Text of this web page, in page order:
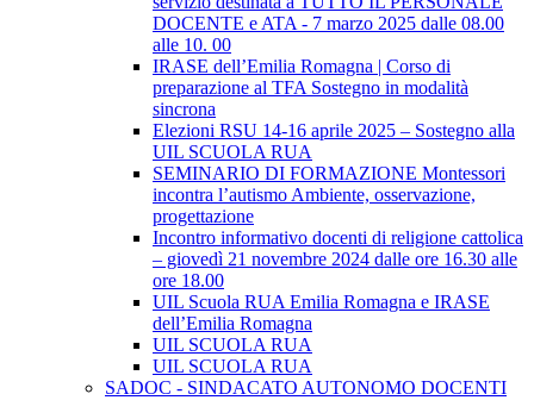
DOCENTE e ATA - 7 marzo 2025 dalle 08.00
alle 10. 00
IRASE dell’Emilia Romagna | Corso di
preparazione al TFA Sostegno in modalità
sincrona
Elezioni RSU 14-16 aprile 2025 – Sostegno alla
UIL SCUOLA RUA
SEMINARIO DI FORMAZIONE Montessori
incontra l’autismo Ambiente, osservazione,
progettazione
Incontro informativo docenti di religione cattolica
– giovedì 21 novembre 2024 dalle ore 16.30 alle
ore 18.00
UIL Scuola RUA Emilia Romagna e IRASE
dell’Emilia Romagna
UIL SCUOLA RUA
UIL SCUOLA RUA
SADOC - SINDACATO AUTONOMO DOCENTI